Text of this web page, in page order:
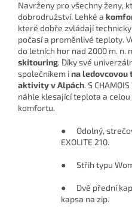
Navrženy pro všechny ženy,
dobrodružství. Lehké a
které dobře zvládají
počasí a proměnlivé teploty.
do letních hor nad 2000 m. n.
skitouring. Díky své
společníkem ina
aktivity v Alpách. S
náhle klesající teplota a
komfortu.
● Odolný,
EXOLITE 210.
● Střih typu
● Dvě přední
kapsa na zip.